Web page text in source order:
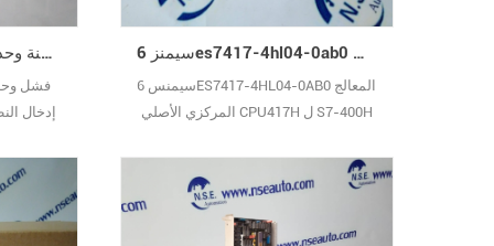
هانيويل 10102/2/1 تفشل آمنة وحدة الإدخال التناظرية جديدة
إدخال
سيمنز 6es7417-4hl04-0ab0 المعالج المركزي الأصلي cpu417h ل S7-400h
سيمنس 6ES7417-4HL04-0AB0 المعالج
المركزي الأصلي CPU417H ل S7-400H